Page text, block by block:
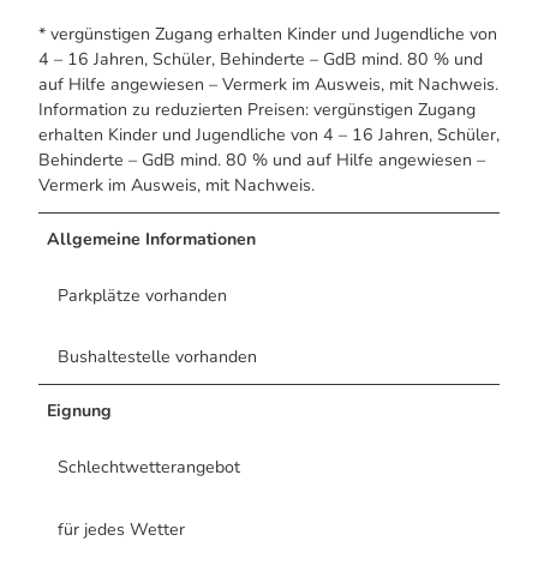
* vergünstigen Zugang erhalten Kinder und Jugendliche von
4 – 16 Jahren, Schüler, Behinderte – GdB mind. 80 % und
auf Hilfe angewiesen – Vermerk im Ausweis, mit Nachweis.
Information zu reduzierten Preisen: vergünstigen Zugang
erhalten Kinder und Jugendliche von 4 – 16 Jahren, Schüler,
Behinderte – GdB mind. 80 % und auf Hilfe angewiesen –
Vermerk im Ausweis, mit Nachweis.
Allgemeine Informationen
Parkplätze vorhanden
Bushaltestelle vorhanden
Eignung
Schlechtwetterangebot
für jedes Wetter